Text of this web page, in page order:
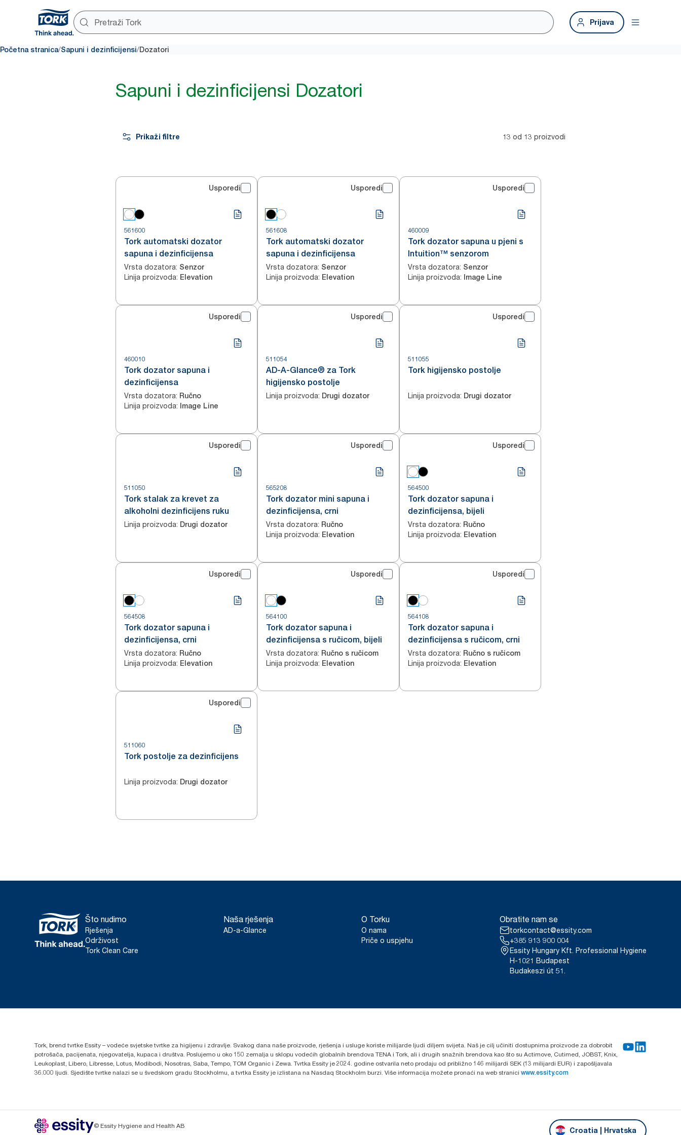
Prijava
Početna stranica/Sapuni i dezinficijensi/Dozatori
Sapuni i dezinficijensi Dozatori
Prikaži filtre 13 od 13 proizvodi
Usporedi
561600
Tork automatski dozator
sapuna i dezinficijensa
Vrsta dozatora: Senzor
Linija proizvoda: Elevation
Usporedi
561608
Tork automatski dozator
sapuna i dezinficijensa
Vrsta dozatora: Senzor
Linija proizvoda: Elevation
Usporedi
460009
Tork dozator sapuna u pjeni s
Intuition™ senzorom
Vrsta dozatora: Senzor
Linija proizvoda: Image Line
Usporedi
460010
Tork dozator sapuna i
dezinficijensa
Vrsta dozatora: Ručno
Linija proizvoda: Image Line
Usporedi
511054
AD-A-Glance® za Tork
higijensko postolje
Linija proizvoda: Drugi dozator
Usporedi
511055
Tork higijensko postolje
Linija proizvoda: Drugi dozator
Usporedi
511050
Tork stalak za krevet za
alkoholni dezinficijens ruku
Linija proizvoda: Drugi dozator
Usporedi
565208
Tork dozator mini sapuna i
dezinficijensa, crni
Vrsta dozatora: Ručno
Linija proizvoda: Elevation
Usporedi
564500
Tork dozator sapuna i
dezinficijensa, bijeli
Vrsta dozatora: Ručno
Linija proizvoda: Elevation
Usporedi
564508
Tork dozator sapuna i
dezinficijensa, crni
Vrsta dozatora: Ručno
Linija proizvoda: Elevation
Usporedi
564100
Tork dozator sapuna i
dezinficijensa s ručicom, bijeli
Vrsta dozatora: Ručno s ručicom
Linija proizvoda: Elevation
Usporedi
564108
Tork dozator sapuna i
dezinficijensa s ručicom, crni
Vrsta dozatora: Ručno s ručicom
Linija proizvoda: Elevation
Usporedi
511060
Tork postolje za dezinficijens
Linija proizvoda: Drugi dozator
Što nudimo
Rješenja
Održivost
Tork Clean Care
Naša rješenja
AD-a-Glance
O Torku
O nama
Priče o uspjehu
Obratite nam se
torkcontact@essity.com
+385 913 900 004
Essity Hungary Kft. Professional Hygiene
H-1021 Budapest
Budakeszi út 51.
Tork, brend tvrtke Essity – vodeće svjetske tvrtke za higijenu i zdravlje. Svakog dana naše proizvode, rješenja i usluge koriste milijarde ljudi diljem svijeta. Naš je cilj učiniti dostupnima proizvode za dobrobit
potrošača, pacijenata, njegovatelja, kupaca i društva. Poslujemo u oko 150 zemalja u sklopu vodećih globalnih brendova TENA i Tork, ali i drugih snažnih brendova kao što su Actimove, Cutimed, JOBST, Knix,
Leukoplast, Libero, Libresse, Lotus, Modibodi, Nosotras, Saba, Tempo, TOM Organic i Zewa. Tvrtka Essity je 2024. godine ostvarila neto prodaju od približno 146 milijardi SEK (13 milijardi EUR) i zapošljavala
36.000 ljudi. Sjedište tvrtke nalazi se u švedskom gradu Stockholmu, a tvrtka Essity je izlistana na Nasdaq Stockholm burzi. Više informacija možete pronaći na web stranici www.essity.com
© Essity Hygiene and Health AB
Croatia | Hrvatska